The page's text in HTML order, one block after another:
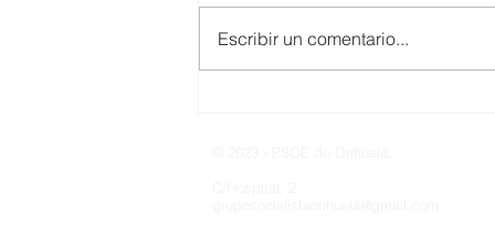
Escribir un comentario...